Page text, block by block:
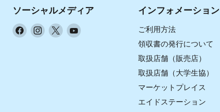
ソーシャルメディア
FacebookInstagram
X
YouTube
インフォメーション
ご利用方法
領収書の発行について
取扱店舗（販売店）
取扱店舗（大学生協）
マーケットプレイス
エイドステーション